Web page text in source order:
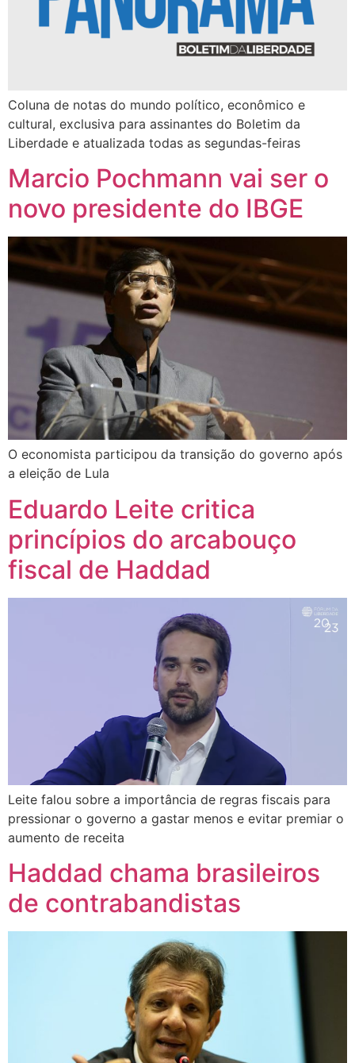
Coluna de notas do mundo político, econômico e
cultural, exclusiva para assinantes do Boletim da
Liberdade e atualizada todas as segundas-feiras
Marcio Pochmann vai ser o
novo presidente do IBGE
O economista participou da transição do governo após
a eleição de Lula
Eduardo Leite critica
princípios do arcabouço
fiscal de Haddad
Leite falou sobre a importância de regras fiscais para
pressionar o governo a gastar menos e evitar premiar o
aumento de receita
Haddad chama brasileiros
de contrabandistas